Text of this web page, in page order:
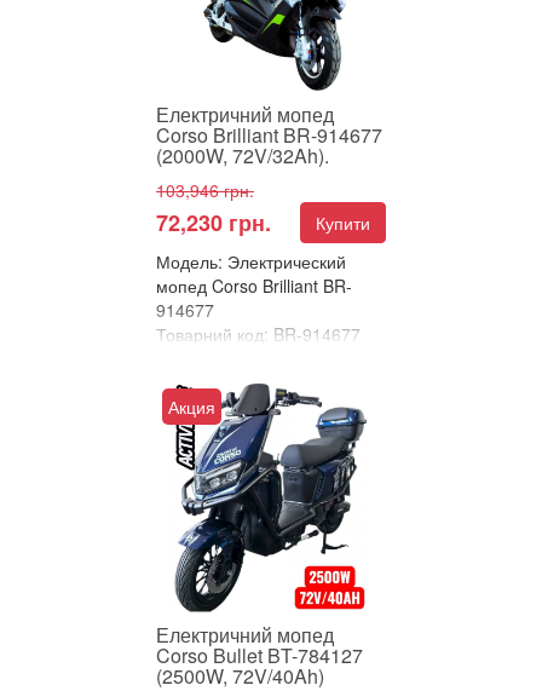
Електричний мопед
Corso Brilliant BR-914677
(2000W, 72V/32Ah).
103,946 грн.
72,230 грн.
Купити
Модель: Электрический
мопед Corso Brilliant BR-
914677
Товарний код: BR-914677
Порівняти
Електричний мопед Corso
Brilliant – потужність 2000W
для максимальної свободи!
Corso Brilliant&nb...
Акция
Електричний мопед
Corso Bullet BT-784127
(2500W, 72V/40Ah)